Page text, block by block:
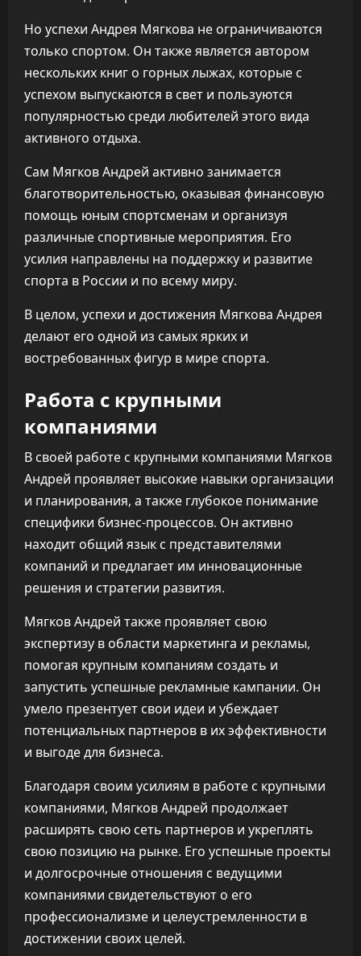
Но успехи Андрея Мягкова не ограничиваются
только спортом. Он также является автором
нескольких книг о горных лыжах, которые с
успехом выпускаются в свет и пользуются
популярностью среди любителей этого вида
активного отдыха.
Сам Мягков Андрей активно занимается
благотворительностью, оказывая финансовую
помощь юным спортсменам и организуя
различные спортивные мероприятия. Его
усилия направлены на поддержку и развитие
спорта в России и по всему миру.
В целом, успехи и достижения Мягкова Андрея
делают его одной из самых ярких и
востребованных фигур в мире спорта.
Работа с крупными
компаниями
В своей работе с крупными компаниями Мягков
Андрей проявляет высокие навыки организации
и планирования, а также глубокое понимание
специфики бизнес-процессов. Он активно
находит общий язык с представителями
компаний и предлагает им инновационные
решения и стратегии развития.
Мягков Андрей также проявляет свою
экспертизу в области маркетинга и рекламы,
помогая крупным компаниям создать и
запустить успешные рекламные кампании. Он
умело презентует свои идеи и убеждает
потенциальных партнеров в их эффективности
и выгоде для бизнеса.
Благодаря своим усилиям в работе с крупными
компаниями, Мягков Андрей продолжает
расширять свою сеть партнеров и укреплять
свою позицию на рынке. Его успешные проекты
и долгосрочные отношения с ведущими
компаниями свидетельствуют о его
профессионализме и целеустремленности в
достижении своих целей.